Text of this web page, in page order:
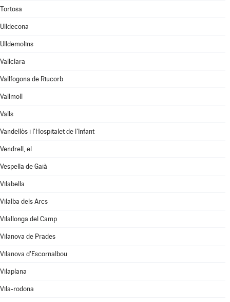
Tortosa
Ulldecona
Ulldemolins
Vallclara
Vallfogona de Riucorb
Vallmoll
Valls
Vandellòs i l'Hospitalet de l'Infant
Vendrell, el
Vespella de Gaià
Vilabella
Vilalba dels Arcs
Vilallonga del Camp
Vilanova de Prades
Vilanova d'Escornalbou
Vilaplana
Vila-rodona